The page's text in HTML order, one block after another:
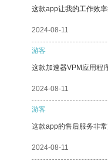
这款app让我的工作效
2024-08-11
游客
这款加速器VPM应用程
2024-08-11
游客
这款app的售后服务非
2024-08-11